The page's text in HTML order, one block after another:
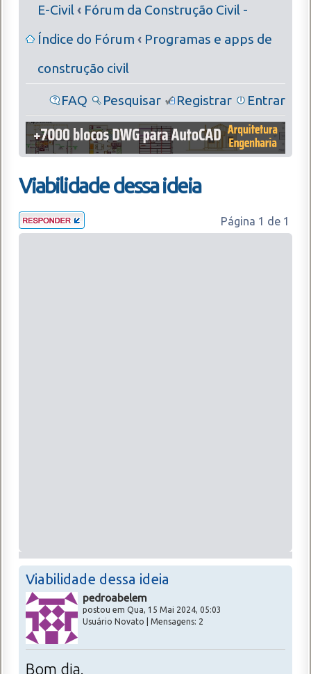
E-Civil‹ Fórum da Construção Civil -
Índice do Fórum ‹ Programas e apps de
construção civil
FAQ Pesquisar Registrar Entrar
Viabilidade dessa ideia
Página 1 de 1
Viabilidade dessa ideia
pedroabelem
postou em Qua, 15 Mai 2024, 05:03
Usuário Novato | Mensagens: 2
Bom dia.